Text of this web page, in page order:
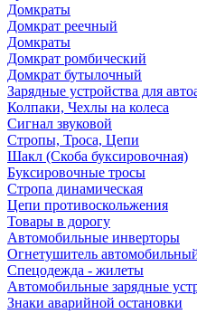
Домкраты
Домкрат реечный
Домкраты
Домкрат ромбический
Домкрат бутылочный
Зарядные устройства для
Колпаки, Чехлы на колеса
Сигнал звуковой
Стропы, Троса, Цепи
Шакл (Скоба буксировочная)
Буксировочные тросы
Стропа динамическая
Цепи противоскольжения
Товары в дорогу
Автомобильные инверторы
Огнетушитель
Спецодежда - жилеты
Автомобильные зарядные
Знаки аварийной остановки